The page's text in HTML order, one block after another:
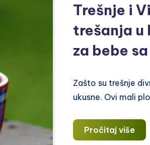
Trešnje i
trešanja u
za bebe
Zašto su trešnje
ukusne. Ovi mali
Pročitaj više